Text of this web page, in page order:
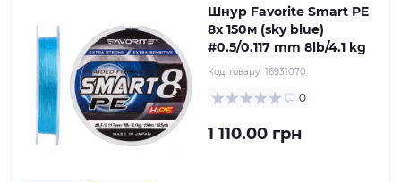
Шнур Favorite Smart PE
8x 150м (sky blue)
#0.5/0.117 mm 8lb/4.1 kg
Код товару: 16931070
0
1 110.00 грн